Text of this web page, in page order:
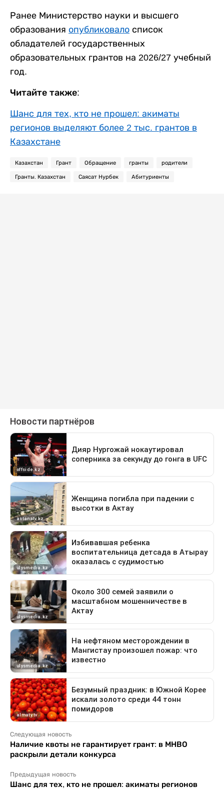
Ранее Министерство науки и высшего
образования опубликовало список
обладателей государственных
образовательных грантов на 2026/27 учебный
год.
Читайте также:
Шанс для тех, кто не прошел: акиматы
регионов выделяют более 2 тыс. грантов в
Казахстане
Казахстан Грант Обращение гранты родители
Гранты. Казахстан Саясат Нурбек Абитуриенты
Следующая новость
Наличие квоты не гарантирует грант: в МНВО
раскрыли детали конкурса
Предыдущая новость
Шанс для тех, кто не прошел: акиматы регионов